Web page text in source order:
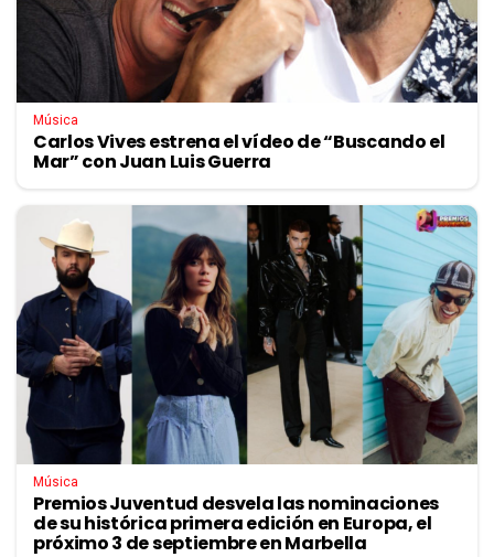
Música
Carlos Vives estrena el vídeo de “Buscando el
Mar” con Juan Luis Guerra
Música
Premios Juventud desvela las nominaciones
de su histórica primera edición en Europa, el
próximo 3 de septiembre en Marbella